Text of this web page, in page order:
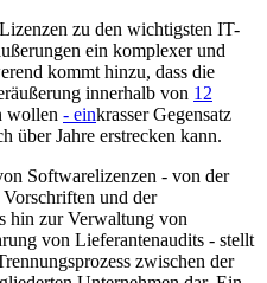
zu den wichtigsten IT-
ein komplexer und
kommt hinzu, dass die
innerhalb von 12
wollen - einkrasser Gegensatz
über Jahre erstrecken kann.
Softwarelizenzen - von der
und der
hin zur Verwaltung von
von Lieferantenaudits - stellt
zwischen der